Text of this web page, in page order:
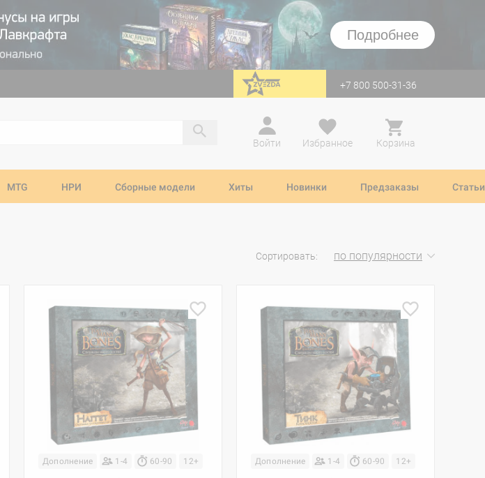
Подробнее
перейти на Zvezda +7 800 500-31-36
Войти
Избранное Корзина
MTG НРИ Сборные модели Хиты Новинки Предзаказы Статьи
Сортировать: по популярности
Дополнение 1-4 60-90 12+ Дополнение 1-4 60-90 12+